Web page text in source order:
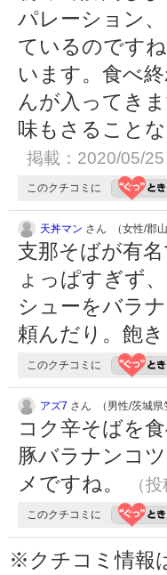
パレーション
ているのです
います。食べ
んが入ってき
味もさること
掲載：2020/05/25
このクチコミに
天丼マン さん （女性/郡
支那そばが有
ょっぱすぎず
シューをバラ
頼んだり。飽き
このクチコミに
アズ7 さん （男性/茨城県
コク辛そばを
豚バラナンコ
メですね。
（
このクチコミに
※クチコミ情報